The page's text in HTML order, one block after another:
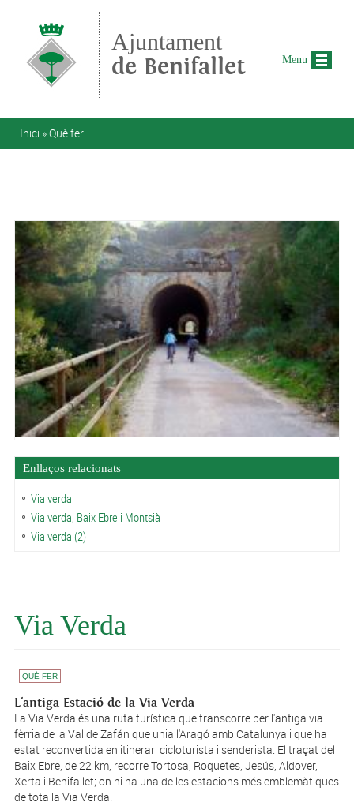
Ajuntament
de Benifallet
Esteu aquí
Inici »Què fer
Enllaços relacionats
Via verda
Via verda, Baix Ebre i Montsià
Via verda (2)
Via Verda
QUÈ FER
L'antiga Estació de la Via Verda
La Via Verda és una ruta turística que transcorre per l'antiga via
fèrria de la Val de Zafán que unia l'Aragó amb Catalunya i que ha
estat reconvertida en itinerari cicloturista i senderista. El traçat del
Baix Ebre, de 22 km, recorre Tortosa, Roquetes, Jesús, Aldover,
Xerta i Benifallet; on hi ha una de les estacions més emblemàtiques
de tota la Via Verda.
Menu